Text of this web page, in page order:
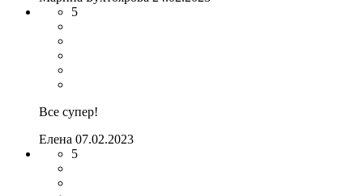
5
Все супер!
Елена 07.02.2023
5